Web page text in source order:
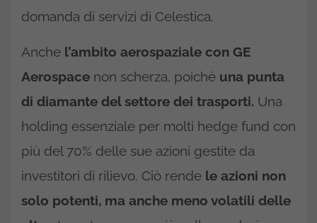
domanda di servizi di Celestica.
Anche l’ambito aerospaziale con GE
Aerospace non scherza, poiché una punta
di diamante del settore dei trasporti. Una
holding essenziale per molti hedge fund con
più del 70% delle sue azioni gestite da
investitori di rilievo. Ciò rende le azioni non
solo potenti, ma anche meno volatili delle